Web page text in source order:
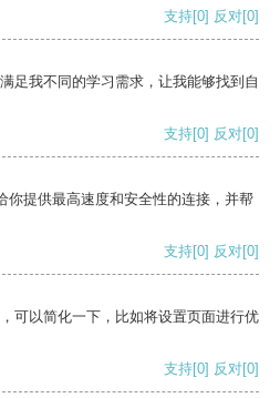
支持[0] 反对[0]
足我不同的学习需求，让我能够找到自
支持[0] 反对[0]
你提供最高速度和安全性的连接，并帮
支持[0] 反对[0]
可以简化一下，比如将设置页面进行优
支持[0] 反对[0]